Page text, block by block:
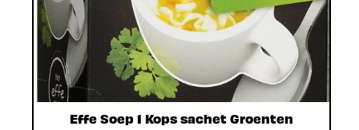
Effe Soep 1 Kops sachet Groenten